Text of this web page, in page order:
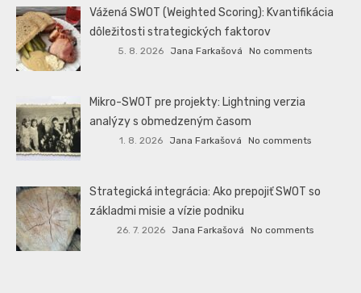
Vážená SWOT (Weighted Scoring): Kvantifikácia
dôležitosti strategických faktorov
5. 8. 2026 Jana Farkašová No comments
Mikro-SWOT pre projekty: Lightning verzia
analýzy s obmedzeným časom
1. 8. 2026 Jana Farkašová No comments
Strategická integrácia: Ako prepojiť SWOT so
základmi misie a vízie podniku
26. 7. 2026 Jana Farkašová No comments